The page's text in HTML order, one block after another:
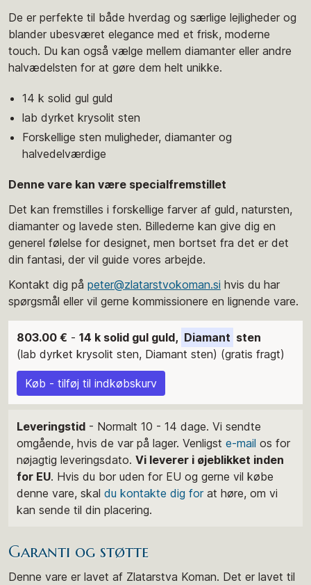
De er perfekte til både hverdag og særlige lejligheder og
blander ubesværet elegance med et frisk, moderne
touch. Du kan også vælge mellem diamanter eller andre
halvædelsten for at gøre dem helt unikke.
14 k solid gul guld
lab dyrket krysolit sten
Forskellige sten muligheder, diamanter og
halvedelværdige
Denne vare kan være specialfremstillet
Det kan fremstilles i forskellige farver af guld, natursten,
diamanter og lavede sten. Billederne kan give dig en
generel følelse for designet, men bortset fra det er det
din fantasi, der vil guide vores arbejde.
Kontakt dig på peter@zlatarstvokoman.si hvis du har
spørgsmål eller vil gerne kommissionere en lignende vare.
803.00 € - 14 k solid gul guld, Diamant sten
(lab dyrket krysolit sten, Diamant sten) (gratis fragt)
Køb - tilføj til indkøbskurv
Leveringstid - Normalt 10 - 14 dage. Vi sendte
omgående, hvis de var på lager. Venligst e-mail os for
nøjagtig leveringsdato. Vi leverer i øjeblikket inden
for EU. Hvis du bor uden for EU og gerne vil købe
denne vare, skal du kontakte dig forat høre, om vi
kan sende til din placering.
Garanti og støtte
Denne vare er lavet af Zlatarstva Koman. Det er lavet til